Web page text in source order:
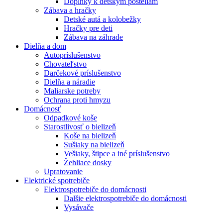
Zábava a hračky
Detské autá a kolobežky
Hračky pre deti
Zábava na záhrade
Dielňa a dom
Autopríslušenstvo
Chovateľstvo
Darčekové príslušenstvo
Dielňa a náradie
Maliarske potreby
Ochrana proti hmyzu
Domácnosť
Odpadkové koše
Starostlivosť o bielizeň
Koše na bielizeň
Sušiaky na bielizeň
Vešiaky, štipce a iné príslušenstvo
Žehliace dosky
Upratovanie
Elektrické spotrebiče
Elektrospotrebiče do domácnosti
Dalšie elektrospotrebiče do domácnosti
Vysávače